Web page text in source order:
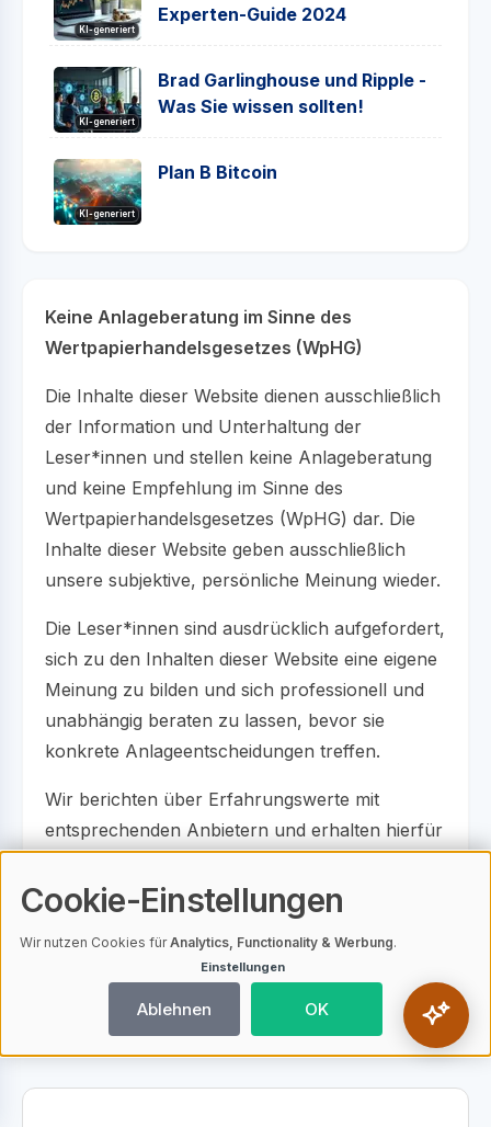
KI-generiert
Experten-Guide 2024
KI-generiert
Brad Garlinghouse und Ripple -
Was Sie wissen sollten!
KI-generiert
Plan B Bitcoin
Keine Anlageberatung im Sinne des
Wertpapierhandelsgesetzes (WpHG)
Die Inhalte dieser Website dienen ausschließlich
der Information und Unterhaltung der
Leser*innen und stellen keine Anlageberatung
und keine Empfehlung im Sinne des
Wertpapierhandelsgesetzes (WpHG) dar. Die
Inhalte dieser Website geben ausschließlich
unsere subjektive, persönliche Meinung wieder.
Die Leser*innen sind ausdrücklich aufgefordert,
sich zu den Inhalten dieser Website eine eigene
Meinung zu bilden und sich professionell und
unabhängig beraten zu lassen, bevor sie
konkrete Anlageentscheidungen treffen.
Wir berichten über Erfahrungswerte mit
entsprechenden Anbietern und erhalten hierfür
gemäß der Partnerkonditionen auch
Provisionen. Unsere Testberichte basieren auf
echten Tests und sind auch via Screenshot
dokumentiert. Ein Nachweis kann jederzeit
eingefordert werden.
Cookie-Einstellungen
Wir nutzen Cookies fürAnalytics, Functionality & Werbung.
Einstellungen
Ablehnen OK